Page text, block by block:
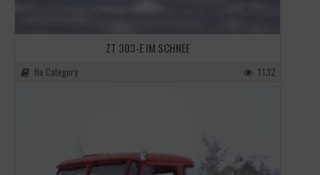
ZT 303-E IM SCHNEE
No Category 1132